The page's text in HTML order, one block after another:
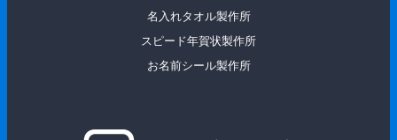
名入れタオル製作所
スピード年賀状製作所
お名前シール製作所